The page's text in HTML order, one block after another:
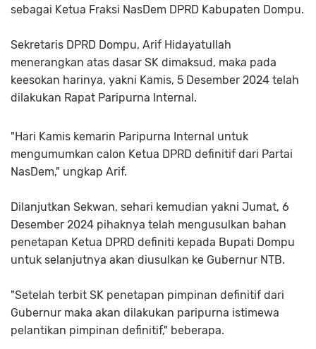
sebagai Ketua Fraksi NasDem DPRD Kabupaten Dompu.
Sekretaris DPRD Dompu, Arif Hidayatullah
menerangkan atas dasar SK dimaksud, maka pada
keesokan harinya, yakni Kamis, 5 Desember 2024 telah
dilakukan Rapat Paripurna Internal.
"Hari Kamis kemarin Paripurna Internal untuk
mengumumkan calon Ketua DPRD definitif dari Partai
NasDem," ungkap Arif.
Dilanjutkan Sekwan, sehari kemudian yakni Jumat, 6
Desember 2024 pihaknya telah mengusulkan bahan
penetapan Ketua DPRD definiti kepada Bupati Dompu
untuk selanjutnya akan diusulkan ke Gubernur NTB.
"Setelah terbit SK penetapan pimpinan definitif dari
Gubernur maka akan dilakukan paripurna istimewa
pelantikan pimpinan definitif," beberapa.